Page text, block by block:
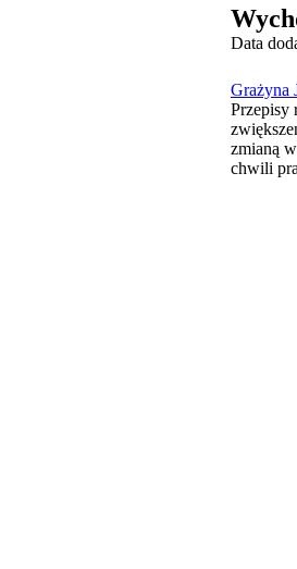
Data
Grażyna
Przepisy
zmianą
chwili